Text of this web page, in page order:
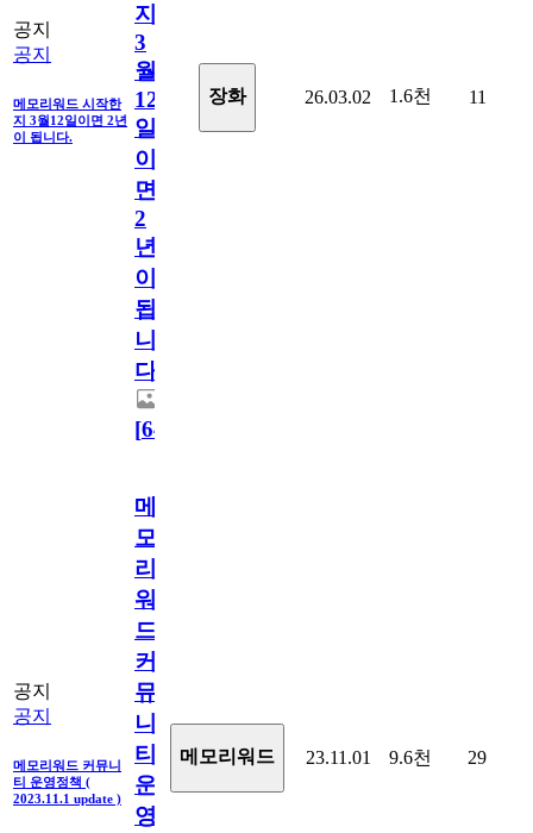
공지
공지
메모리워드 시작한
지 3월12일이면 2년
이 됩니다.
지
3
월
12
일
이
면
2
년
이
됩
니
다.
[64
장화 26.03.02 1.6천 11
공지
공지
메모리워드 커뮤니
티 운영정책 (
2023.11.1 update )
메
모
리
워
드
커
뮤
니
티
운
영
메모리워드 23.11.01 9.6천 29